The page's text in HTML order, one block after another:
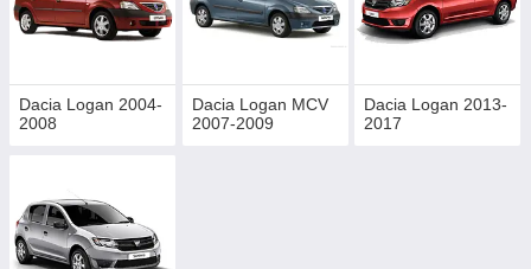
Dacia Logan 2004-
2008
Dacia Logan MCV
2007-2009
Dacia Logan 2013-
2017